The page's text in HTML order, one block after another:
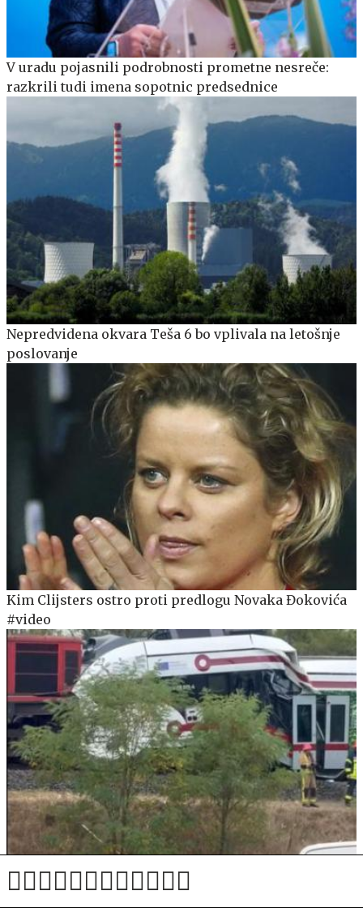
V uradu pojasnili podrobnosti prometne nesreče:
razkrili tudi imena sopotnic predsednice
Nepredvidena okvara Teša 6 bo vplivala na letošnje
poslovanje
Kim Clijsters ostro proti predlogu Novaka Đokovića
#video